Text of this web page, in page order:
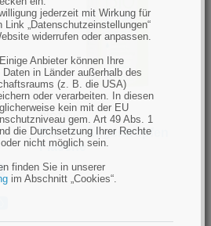
jederzeit mit Wirkung für
„Datenschutzeinstellungen“
widerrufen oder anpassen.
Anbieter können Ihre
in Länder außerhalb des
(z. B. die USA)
oder verarbeiten. In diesen
kein mit der EU
gem. Art 49 Abs. 1
die Durchsetzung Ihrer Rechte
nicht möglich sein.
finden Sie in unserer
im Abschnitt „Cookies“.
BIOTrue
Biotrue Augentropfen
Flasche